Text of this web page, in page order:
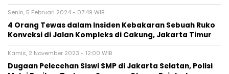
Senin, 5 Februari 2024 - 07:49 WIB
4 Orang Tewas dalam Insiden Kebakaran Sebuah Ruko
Konveksi di Jalan Kompleks di Cakung, Jakarta Timur
Kamis, 2 November 2023 - 12:00 WIB
Dugaan Pelecehan Siswi SMP di Jakarta Selatan, Polisi